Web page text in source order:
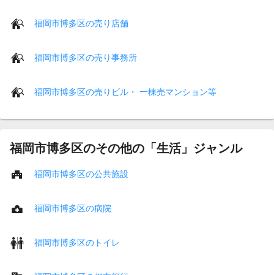
福岡市博多区の売り店舗
福岡市博多区の売り事務所
福岡市博多区の売りビル・ 一棟売マンション等
福岡市博多区のその他の「生活」ジャンル
福岡市博多区の公共施設
福岡市博多区の病院
福岡市博多区のトイレ